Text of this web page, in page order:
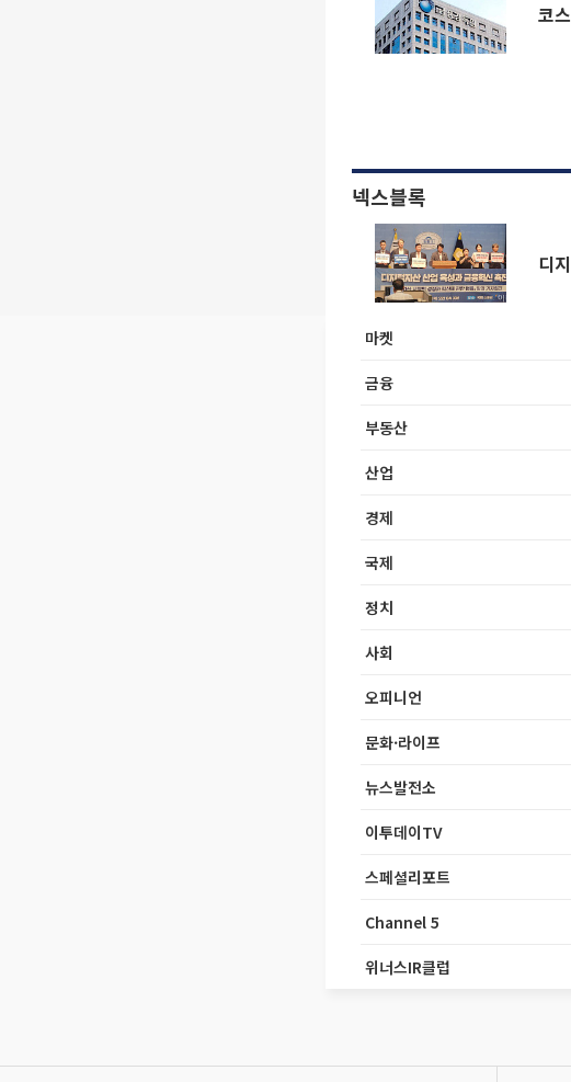
코
넥스블록
디
마켓
금융
부동산
산업
경제
국제
정치
사회
오피니언
문화·라이프
뉴스발전소
이투데이TV
스페셜리포트
Channel 5
위너스IR클럽